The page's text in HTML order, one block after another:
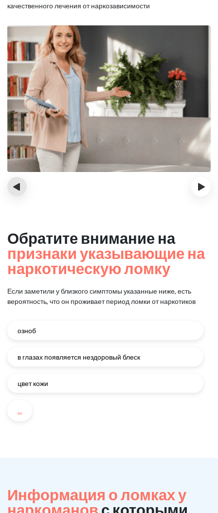
качественного лечения от наркозависимости
‹ ›
Обратите внимание на
признаки указывающие на
наркотическую ломку
Если заметили у близкого симптомы указанные ниже, есть
вероятность, что он проживает период ломки от наркотиков
озноб
в глазах появляется нездоровый блеск
цвет кожи
...
Информация о ломках у